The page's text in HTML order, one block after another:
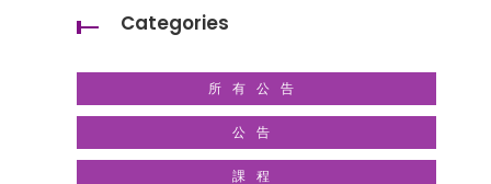
Categories
所有公告
公告
課程